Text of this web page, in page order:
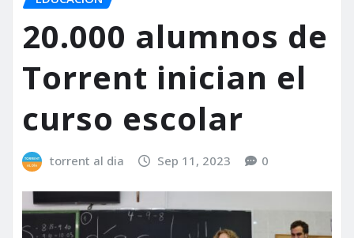
20.000 alumnos de
Torrent inician el
curso escolar
torrent al dia Sep 11, 2023 0